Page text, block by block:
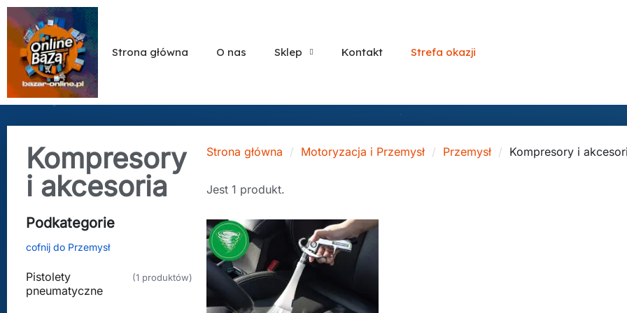
Strona główna O nas Sklep Kontakt Strefa okazji
Kompresory
i akcesoria
Podkategorie
cofnij do Przemysł
Pistolety
pneumatyczne
(1 produktów)
Strona główna Motoryzacja i Przemysł Przemysł Kompresory i
Jest 1 produkt.